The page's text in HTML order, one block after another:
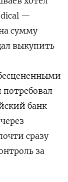
—
сумму
выкупить
банк
сразу
за